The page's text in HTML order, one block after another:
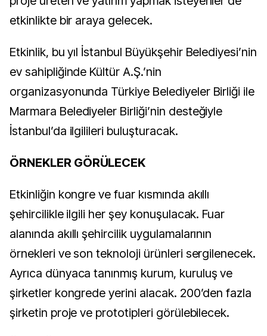
etkinlikte bir araya gelecek.
Etkinlik, bu yıl İstanbul Büyükşehir Belediyesi’nin
ev sahipliğinde Kültür A.Ş.’nin
organizasyonunda Türkiye Belediyeler Birliği ile
Marmara Belediyeler Birliği’nin desteğiyle
İstanbul’da ilgilileri buluşturacak.
ÖRNEKLER GÖRÜLECEK
Etkinliğin kongre ve fuar kısmında akıllı
şehircilikle ilgili her şey konuşulacak. Fuar
alanında akıllı şehircilik uygulamalarının
örnekleri ve son teknoloji ürünleri sergilenecek.
Ayrıca dünyaca tanınmış kurum, kuruluş ve
şirketler kongrede yerini alacak. 200’den fazla
şirketin proje ve prototipleri görülebilecek.